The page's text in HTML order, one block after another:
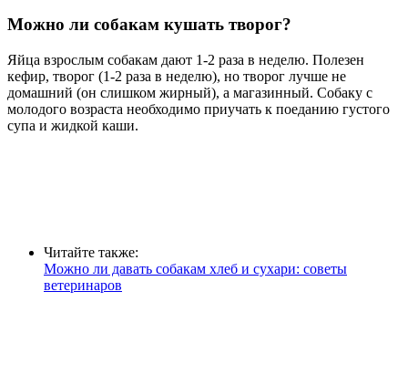
Можно ли собакам кушать творог?
Яйца взрослым собакам дают 1-2 раза в неделю. Полезен
кефир, творог (1-2 раза в неделю), но творог лучше не
домашний (он слишком жирный), а магазинный. Собаку с
молодого возраста необходимо приучать к поеданию густого
супа и жидкой каши.
Читайте также:
Можно ли давать собакам хлеб и сухари: советы
ветеринаров